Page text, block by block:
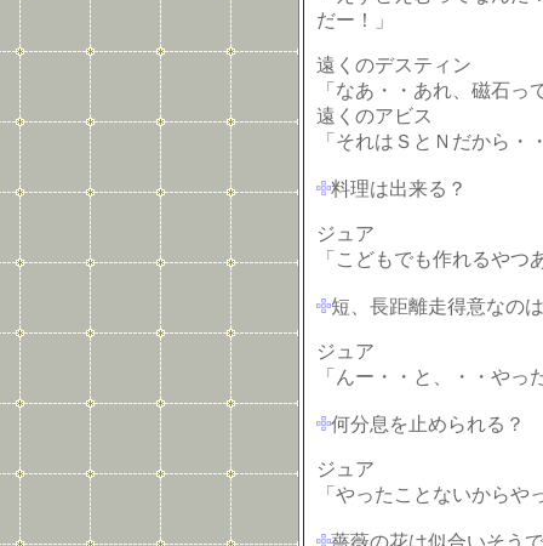
だー！」
遠くのデスティン
「なあ・・あれ、磁石っ
遠くのアビス
「それはＳとＮだから・
料理は出来る？
ジュア
「こどもでも作れるやつ
短、長距離走得意なの
ジュア
「んー・・と、・・や
何分息を止められる？
ジュア
「やったことないからや
薔薇の花は似合いそう